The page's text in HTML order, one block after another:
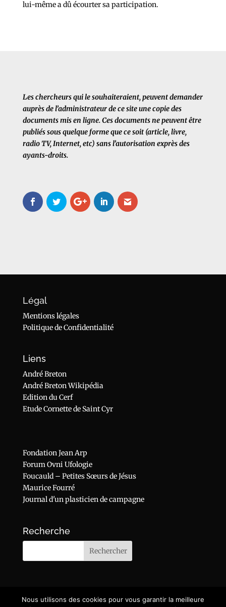
lui-même a dû écourter sa participation.
Les chercheurs qui le souhaiteraient, peuvent demander
auprès de l’administrateur de ce site une copie des
documents mis en ligne. Ces documents ne peuvent être
publiés sous quelque forme que ce soit (article, livre,
radio TV, Internet, etc) sans l’autorisation exprès des
ayants-droits.
Légal
Mentions légales
Politique de Confidentialité
Liens
André Breton
André Breton Wikipédia
Edition du Cerf
Etude Cornette de Saint Cyr
Fondation Jean Arp
Forum Ovni Ufologie
Foucauld – Petites Sœurs de Jésus
Maurice Fourré
Journal d'un plasticien de campagne
Recherche
Nous utilisons des cookies pour vous garantir la meilleure